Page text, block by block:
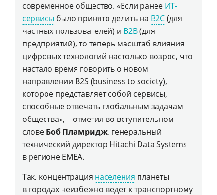
современное общество. «Если ранее ИТ-
сервисы было принято делить на B2С(для
частных пользователей) и B2B(для
предприятий), то теперь масштаб влияния
цифровых технологий настолько возрос, что
настало время говорить о новом
направлении B2S (business to society),
которое представляет собой сервисы,
способные отвечать глобальным задачам
общества», – отметил во вступительном
слове Боб Пламридж, генеральный
технический директор Hitachi Data Systems
в регионе EMEA.
Так, концентрация населения планеты
в городах неизбежно ведет к транспортному